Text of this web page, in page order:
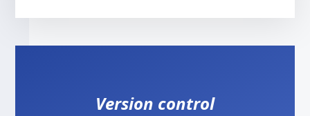
Version control